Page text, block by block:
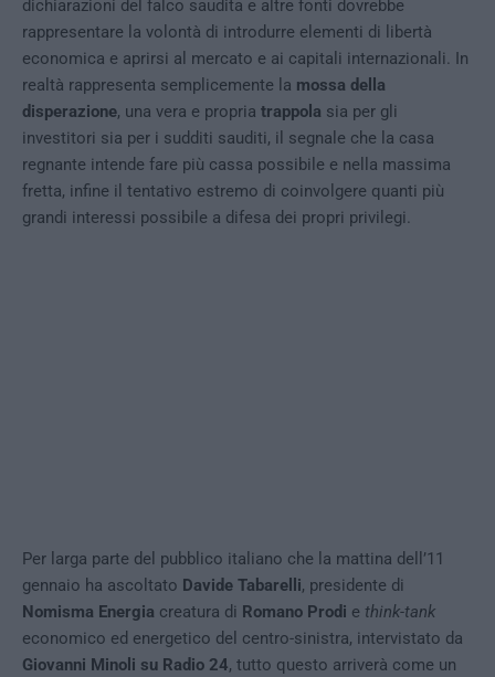
dichiarazioni del falco saudita e altre fonti dovrebbe
rappresentare la volontà di introdurre elementi di libertà
economica e aprirsi al mercato e ai capitali internazionali. In
realtà rappresenta semplicemente la mossa della
disperazione, una vera e propria trappola sia per gli
investitori sia per i sudditi sauditi, il segnale che la casa
regnante intende fare più cassa possibile e nella massima
fretta, infine il tentativo estremo di coinvolgere quanti più
grandi interessi possibile a difesa dei propri privilegi.
Per larga parte del pubblico italiano che la mattina dell’11
gennaio ha ascoltato Davide Tabarelli, presidente di
Nomisma Energia creatura di Romano Prodi e think-tank
economico ed energetico del centro-sinistra, intervistato da
Giovanni Minoli su Radio 24, tutto questo arriverà come un